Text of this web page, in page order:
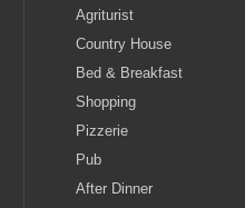
Agriturist
Country House
Bed & Breakfast
Shopping
Pizzerie
Pub
After Dinner